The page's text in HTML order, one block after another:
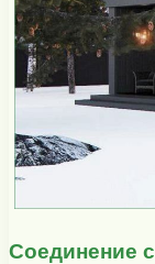
Соединение